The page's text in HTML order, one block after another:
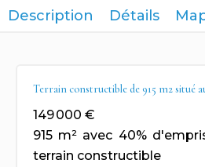
Description Détails
Terrain constructible de 915 m2 situé
149 000 €
915 m² avec 40%
terrain constructible